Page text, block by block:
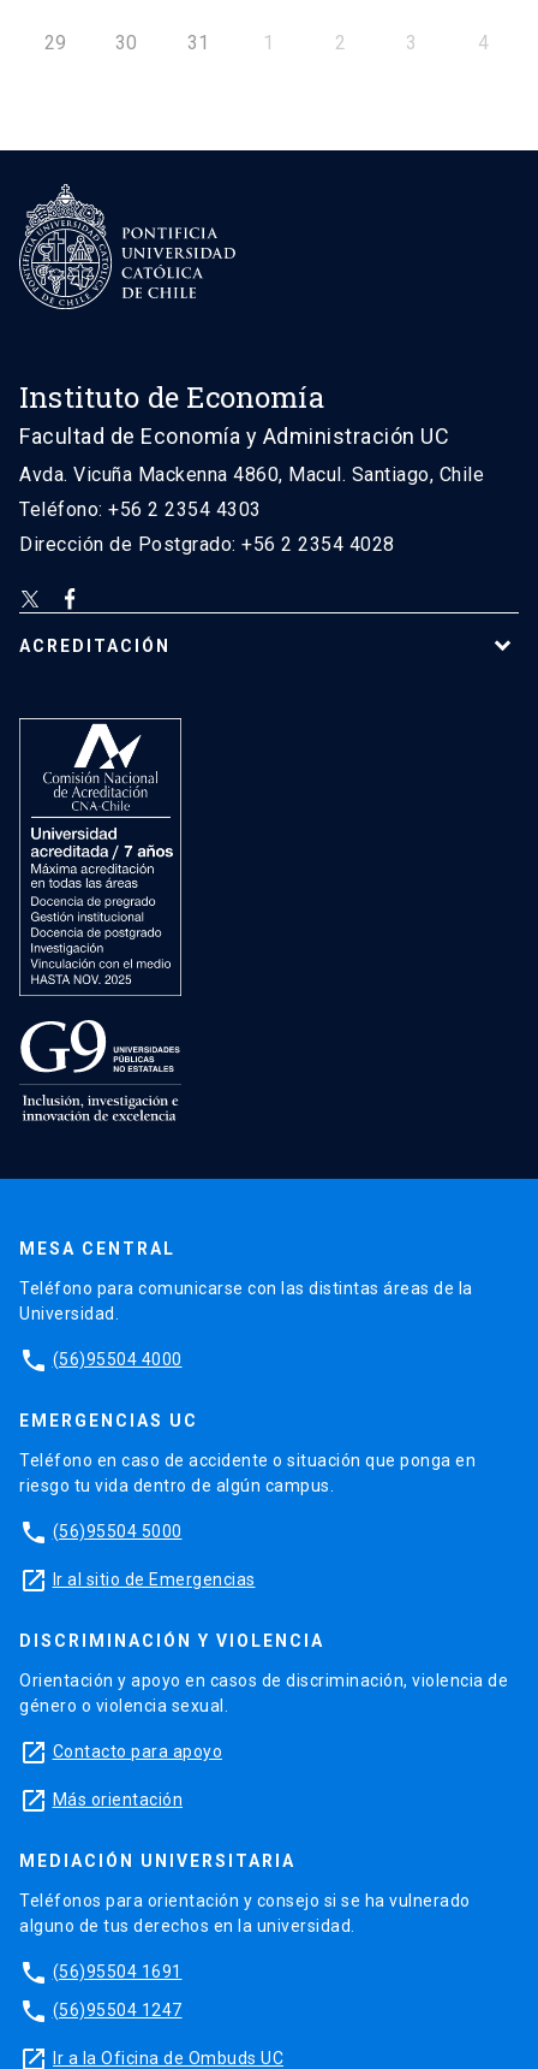
29 30 31 1 2 3 4
Instituto de Economía
Facultad de Economía y Administración UC
Avda. Vicuña Mackenna 4860, Macul. Santiago, Chile
Teléfono: +56 2 2354 4303
Dirección de Postgrado: +56 2 2354 4028
ACREDITACIÓN
MESA CENTRAL
Teléfono para comunicarse con las distintas áreas de la
Universidad.
phone (56)95504 4000
EMERGENCIAS UC
Teléfono en caso de accidente o situación que ponga en
riesgo tu vida dentro de algún campus.
phone (56)95504 5000
launch Ir al sitio de Emergencias
DISCRIMINACIÓN Y VIOLENCIA
Orientación y apoyo en casos de discriminación, violencia de
género o violencia sexual.
launch Contacto para apoyo
launch Más orientación
MEDIACIÓN UNIVERSITARIA
Teléfonos para orientación y consejo si se ha vulnerado
alguno de tus derechos en la universidad.
phone (56)95504 1691
phone (56)95504 1247
launch Ir a la Oficina de Ombuds UC